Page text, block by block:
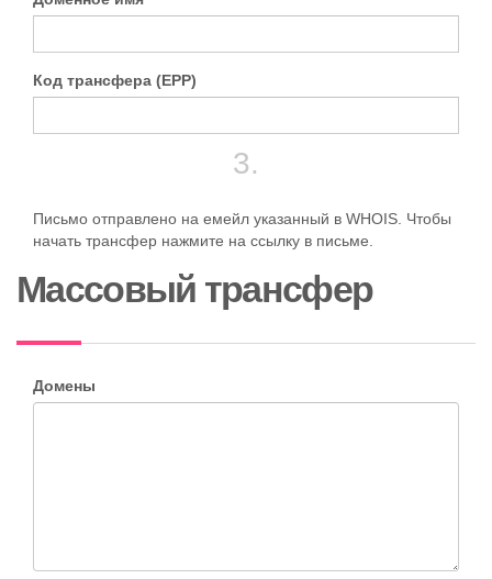
Код трансфера (EPP)
3.
Письмо отправлено на емейл указанный в WHOIS. Чтобы
начать трансфер нажмите на ссылку в письме.
Массовый трансфер
Домены